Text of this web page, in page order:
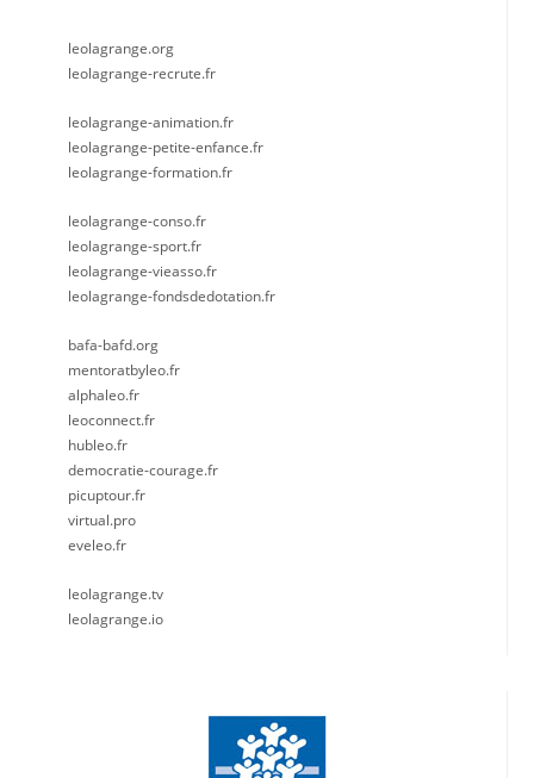
leolagrange.org
leolagrange-recrute.fr
leolagrange-animation.fr
leolagrange-petite-enfance.fr
leolagrange-formation.fr
leolagrange-conso.fr
leolagrange-sport.fr
leolagrange-vieasso.fr
leolagrange-fondsdedotation.fr
bafa-bafd.org
mentoratbyleo.fr
alphaleo.fr
leoconnect.fr
hubleo.fr
democratie-courage.fr
picuptour.fr
virtual.pro
eveleo.fr
leolagrange.tv
leolagrange.io